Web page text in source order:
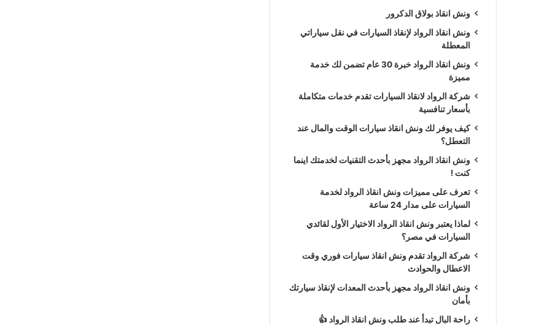
ونش انقاذ بولاق الدكرور
ونش انقاذ الرواد لإنقاذ السيارات في نقل سياراتي
المعطلة
ونش انقاذ الرواد خبرة 30 عام تضمن لك خدمة
مميزة
شركة الرواد لانقاذ السيارات تقدم خدمات متكاملة
بأسعار تنافسية
كيف يوفر لك ونش انقاذ سيارات الوقت والمال عند
التعطل؟
ونش انقاذ الرواد مجهز بأحدث التقنيات لخدمتك اينما
كنت !
تعرف على مميزات ونش انقاذ الرواد لخدمة
السيارات على مدار 24 ساعة
لماذا يعتبر ونش انقاذ الرواد الاختيار الأول لقائدي
السيارات في مصر؟
شركة الرواد تقدم ونش انقاذ سيارات فوري وقت
الاعطال والحوادث
ونش انقاذ الرواد مجهز بأحدث المعدات لإنقاذ سيارتك
بأمان
راحة البال تبدأ عند طلب ونش انقاذ الرواد 👍